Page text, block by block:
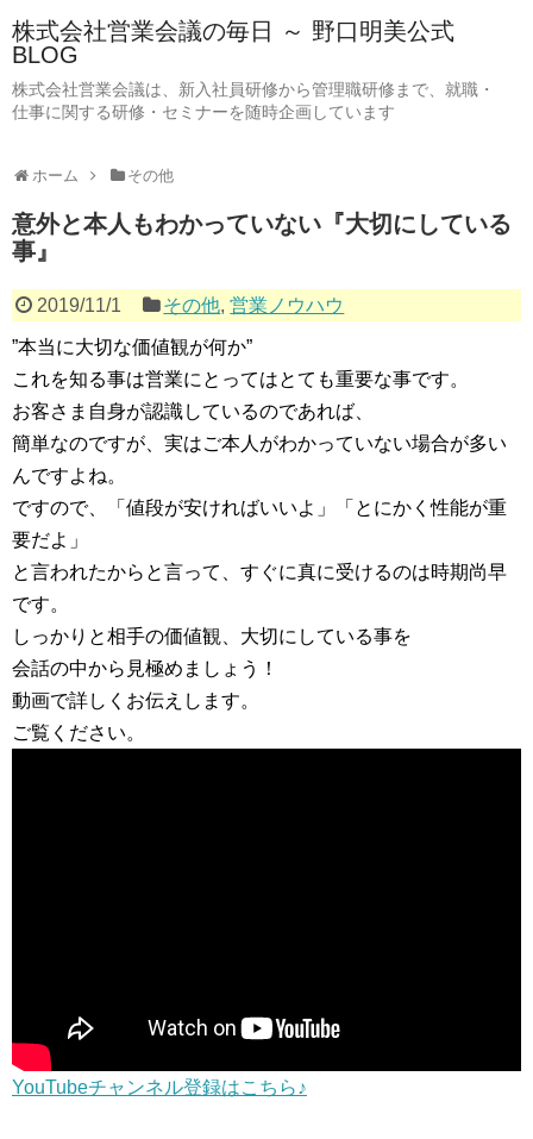
株式会社営業会議の毎日 ～ 野口明美公式
BLOG
株式会社営業会議は、新入社員研修から管理職研修まで、就職・
仕事に関する研修・セミナーを随時企画しています
ホーム その他
意外と本人もわかっていない『大切にしている
事』
2019/11/1 その他,営業ノウハウ
”本当に大切な価値観が何か”
これを知る事は営業にとってはとても重要な事です。
お客さま自身が認識しているのであれば、
簡単なのですが、実はご本人がわかっていない場合が多い
んですよね。
ですので、「値段が安ければいいよ」「とにかく性能が重
要だよ」
と言われたからと言って、すぐに真に受けるのは時期尚早
です。
しっかりと相手の価値観、大切にしている事を
会話の中から見極めましょう！
動画で詳しくお伝えします。
ご覧ください。
YouTubeチャンネル登録はこちら♪